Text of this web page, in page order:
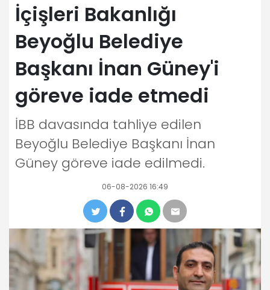
İçişleri Bakanlığı
Beyoğlu Belediye
Başkanı İnan Güney'i
göreve iade etmedi
İBB davasında tahliye edilen
Beyoğlu Belediye Başkanı İnan
Güney göreve iade edilmedi.
06-08-2026 16:49